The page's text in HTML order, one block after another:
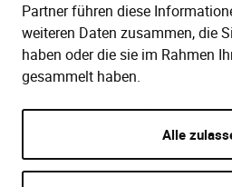
Partner führen diese
weiteren Daten zusammen, die
haben oder die sie im Rahmen
gesammelt haben.
Alle
Hilfe (FAQ)
Gesetze
Kontakt
KAUF UND BESTELLUNG
Versand und Lieferung